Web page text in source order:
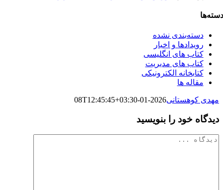
دسته‌ها
دسته‌بندی نشده
رویدادها و اخبار
کتاب های انگلیسی
کتاب های مدیریت
کتابخانه الکترونیکی
مقاله ها
مهدی کوهستانی2026-01-08T12:45:45+03:30
دیدگاه خود را بنویسید
دیدگاه